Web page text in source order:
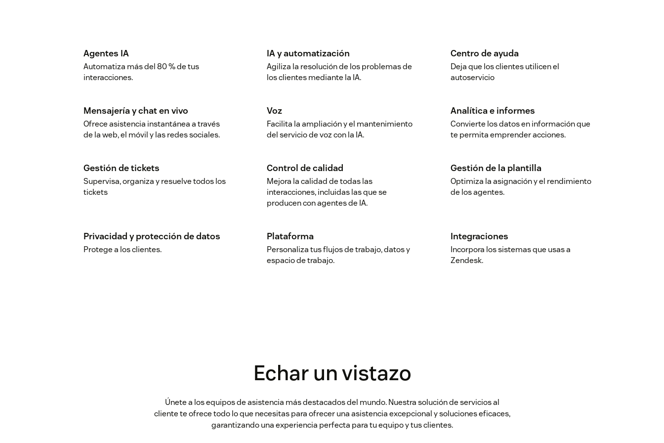
Agentes IA
Automatiza más del 80 % de tus
interacciones.
IA y automatización
Agiliza la resolución de los problemas de
los clientes mediante la IA.
Centro de ayuda
Deja que los clientes utilicen el
autoservicio
Mensajería y chat en vivo
Ofrece asistencia instantánea a través
de la web, el móvil y las redes sociales.
Voz
Facilita la ampliación y el mantenimiento
del servicio de voz con la IA.
Analítica e informes
Convierte los datos en información que
te permita emprender acciones.
Gestión de tickets
Supervisa, organiza y resuelve todos los
tickets
Control de calidad
Mejora la calidad de todas las
interacciones, incluidas las que se
producen con agentes de IA.
Gestión de la plantilla
Optimiza la asignación y el rendimiento
de los agentes.
Privacidad y protección de datos
Protege a los clientes.
Plataforma
Personaliza tus flujos de trabajo, datos y
espacio de trabajo.
Integraciones
Incorpora los sistemas que usas a
Zendesk.
Echar un vistazo
Únete a los equipos de asistencia más destacados del mundo. Nuestra solución de servicios al
cliente te ofrece todo lo que necesitas para ofrecer una asistencia excepcional y soluciones eficaces,
garantizando una experiencia perfecta para tu equipo y tus clientes.